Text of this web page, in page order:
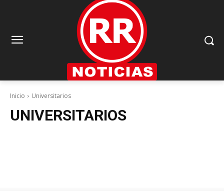
Inicio Universitarios
UNIVERSITARIOS